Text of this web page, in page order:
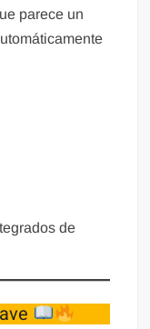
parece un
de